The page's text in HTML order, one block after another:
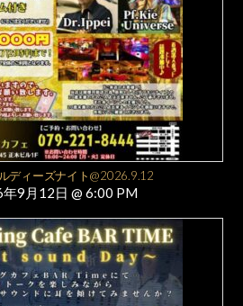
ディーズナイト@2026.9.12
9月12日 @ 6:00 PM